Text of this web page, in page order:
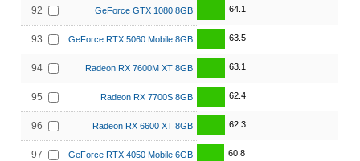
92 GeForce GTX 1080 8GB 64.1
93 GeForce RTX 5060 Mobile 8GB 63.5
94 Radeon RX 7600M XT 8GB 63.1
95 Radeon RX 7700S 8GB 62.4
96 Radeon RX 6600 XT 8GB 62.3
97 GeForce RTX 4050 Mobile 6GB 60.8